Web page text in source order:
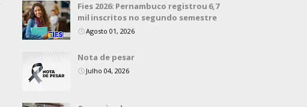
Fies 2026: Pernambuco registrou 6,7
mil inscritos no segundo semestre
Agosto 01, 2026
Nota de pesar
Julho 04, 2026